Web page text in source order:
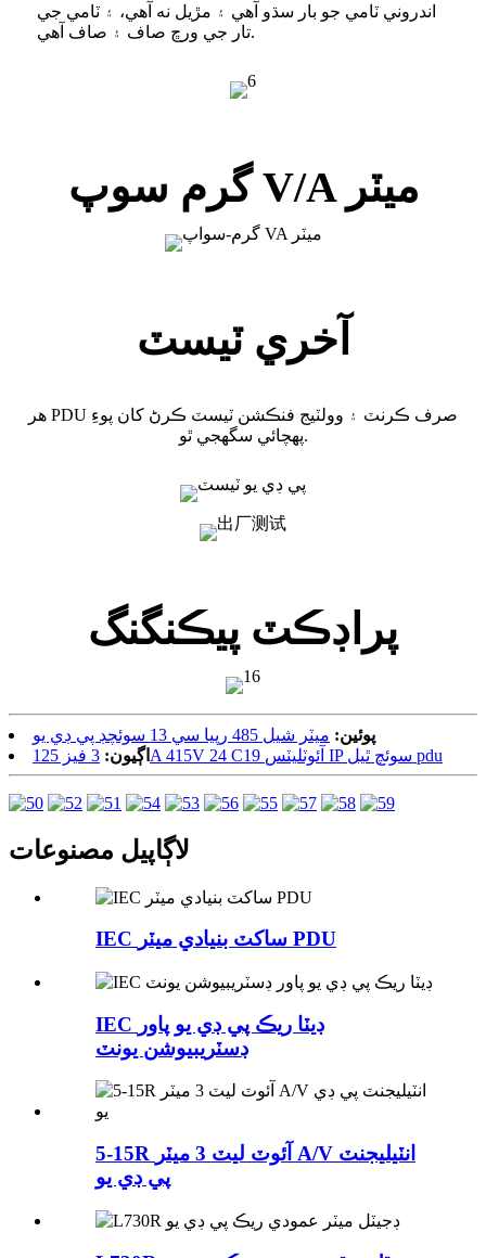
اندروني ٽامي جو بار سڌو آهي ۽ مڙيل نه آهي، ۽ ٽامي جي
تار جي ورڇ صاف ۽ صاف آهي.
گرم سوپ V/A ميٽر
آخري ٽيسٽ
هر PDU صرف ڪرنٽ ۽ وولٽيج فنڪشن ٽيسٽ ڪرڻ کان پوءِ
پهچائي سگهجي ٿو.
پراڊڪٽ پيڪنگنگ
پوئين: ميٽر شيل 485 رپيا سي 13 سوئچڊ پي ڊي يو
اڳيون:
3 فيز 125A 415V 24 C19 آئوٽليٽس IP سوئچ ٿيل pdu
لاڳاپيل مصنوعات
IEC ساکٽ بنيادي ميٽر PDU
IEC ڊيٽا ريڪ پي ڊي يو پاور
ڊسٽريبيوشن يونٽ
5-15R آئوٽ ليٽ 3 ميٽر A/V انٽيليجنٽ
پي ڊي يو